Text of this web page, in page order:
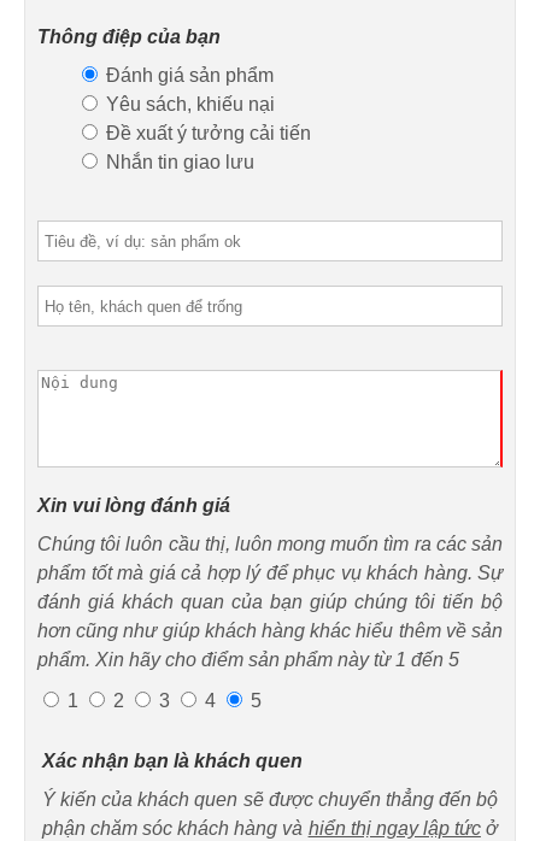
Thông điệp của bạn
Đánh giá sản phẩm
Yêu sách, khiếu nại
Đề xuất ý tưởng cải tiến
Nhắn tin giao lưu
Xin vui lòng đánh giá
Chúng tôi luôn cầu thị, luôn mong muốn tìm ra các sản
phẩm tốt mà giá cả hợp lý để phục vụ khách hàng. Sự
đánh giá khách quan của bạn giúp chúng tôi tiến bộ
hơn cũng như giúp khách hàng khác hiểu thêm về sản
phẩm. Xin hãy cho điểm sản phẩm này từ 1 đến 5
1
2 3 4 5
Xác nhận bạn là khách quen
Ý kiến của khách quen sẽ được chuyển thẳng đến bộ
phận chăm sóc khách hàng và hiển thị ngay lập tứcở